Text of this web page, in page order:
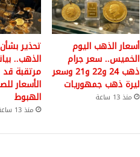
أسعار الذهب اليوم
الخميس.. سعر جرام
ذهب 24 و22 و21 وسعر
ليرة ذهب جمهوريات
منذ 13 ساعة
تحذير
الذهب..
مرتقبة
الأسعار
الهبوط
منذ 13 ساعة